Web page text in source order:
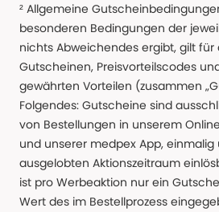
² Allgemeine
besonderen Bedingungen der
nichts Abweichendes ergibt, gilt für
Gutscheinen, Preisvorteilscodes
gewährten Vorteilen (zusammen
Folgendes: Gutscheine sind
von Bestellungen in unserem
und unserer medpex App, einmalig
ausgelobten Aktionszeitraum
ist pro Werbeaktion nur ein
Wert des im Bestellprozess